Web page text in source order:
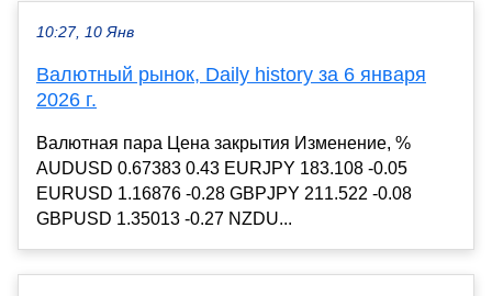
10:27, 10 Янв
Валютный рынок, Daily history за 6 января
2026 г.
Валютная пара Цена закрытия Изменение, %
AUDUSD 0.67383 0.43 EURJPY 183.108 -0.05
EURUSD 1.16876 -0.28 GBPJPY 211.522 -0.08
GBPUSD 1.35013 -0.27 NZDU...